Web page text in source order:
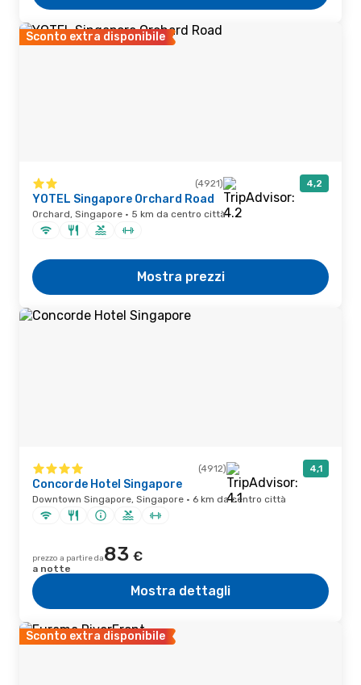
Sconto extra disponibile
(4921) 4,2
YOTEL Singapore Orchard Road
Orchard, Singapore · 5 km da centro città
Mostra prezzi
(4912) 4,1
Concorde Hotel Singapore
Downtown Singapore, Singapore · 6 km da centro città
prezzo a partire da83 €
a notte
Mostra dettagli
Sconto extra disponibile